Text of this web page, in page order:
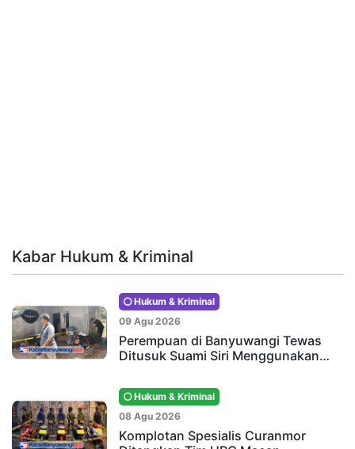
Kabar Hukum & Kriminal
Hukum & Kriminal
09 Agu 2026
Perempuan di Banyuwangi Tewas
Ditusuk Suami Siri Menggunakan…
Hukum & Kriminal
08 Agu 2026
Komplotan Spesialis Curanmor